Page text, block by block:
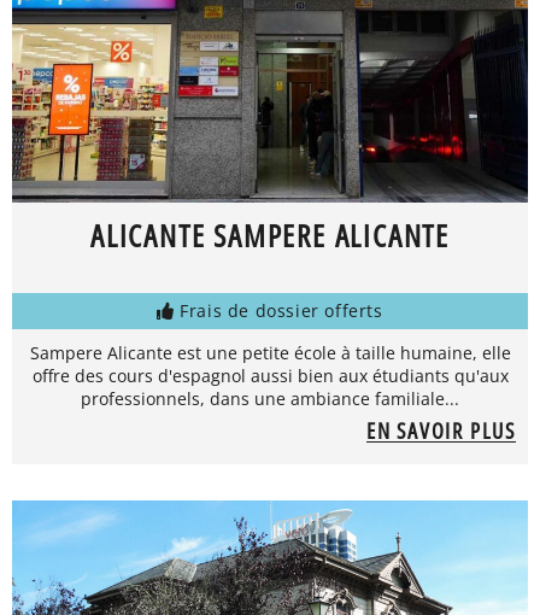
ALICANTE SAMPERE ALICANTE
Frais de dossier offerts
Sampere Alicante est une petite école à taille humaine, elle
offre des cours d'espagnol aussi bien aux étudiants qu'aux
professionnels, dans une ambiance familiale...
EN SAVOIR PLUS